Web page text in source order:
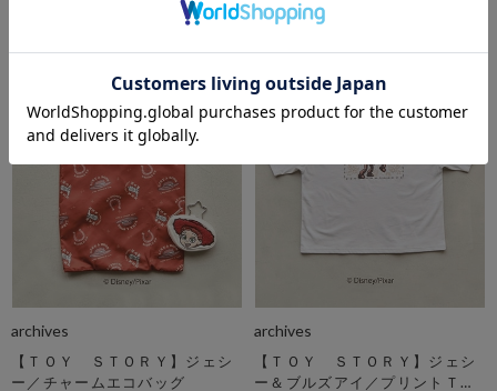
archives
【ＴＯＹ ＳＴＯＲＹ】ジェシ
ー／チャームエコバッグ
archives
【ＴＯＹ ＳＴＯＲＹ】ジェシ
ー＆ブルズアイ／プリントＴオ